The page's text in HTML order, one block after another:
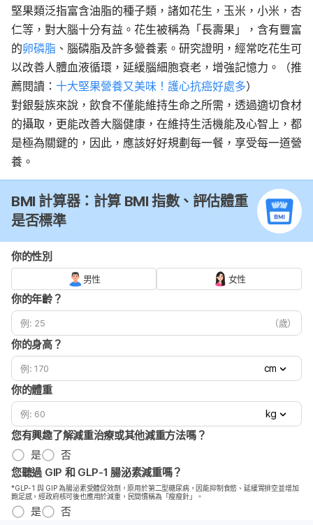
堅果類泛指富含油脂的種子類，諸如花生，玉米，小米，杏
仁等，對大腦十分有益。花生被稱為「長壽果」，含有豐富
的卵磷脂 、腦磷脂及許多營養素。研究證明，經常吃花生可
以改善人體血液循環，延緩腦細胞衰老，增強記憶力。（推
薦閱讀： 十大堅果營養又美味！護心抗癌好處多）
對銀髮族來說，飲食不僅能維持生命之所需，透過適切食材
的攝取，更能改善大腦健康，在維持生活機能及心智上，都
是極為關鍵的，因此，應該好好規劃每一餐，享受每一道營
養。
BMI 計算器：計算 BMI 指數、評估體重
是否標準
你的性別
男性 女性
你的年齡？
（歲）
你的身高？
cm
你的體重
kg
您有興趣了解減重治療或其他減重方法嗎？
是
否
您聽過 GIP 和 GLP-1 腸泌素減重嗎？
*GLP-1 與 GIP 為腸泌素受體促效劑，原用於第二型糖尿病，因能抑制食慾、延緩胃排空並增加
飽足感，經政府核可後也應用於減重，民間慣稱為「瘦瘦針」。
是 否